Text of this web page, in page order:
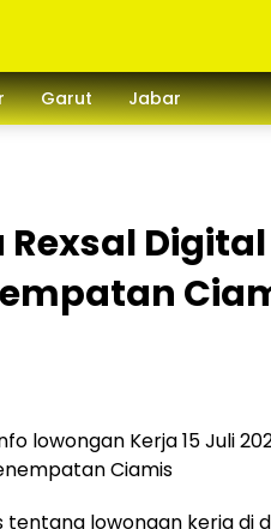
Garut Jabar
lowongan Kerja 15 Juli
Ciamis
lowongan kerja di